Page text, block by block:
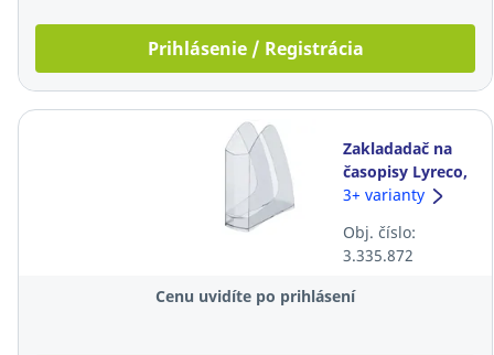
Prihlásenie / Registrácia
Zakladadač na
časopisy Lyreco,
priehľadný
3+ varianty
Obj. číslo:
3.335.872
Cenu uvidíte po prihlásení